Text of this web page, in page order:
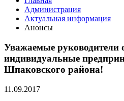
Администрация
Актуальная информация
Анонсы
Уважаемые руководители
индивидуальные
Шпаковского района!
11.09.2017